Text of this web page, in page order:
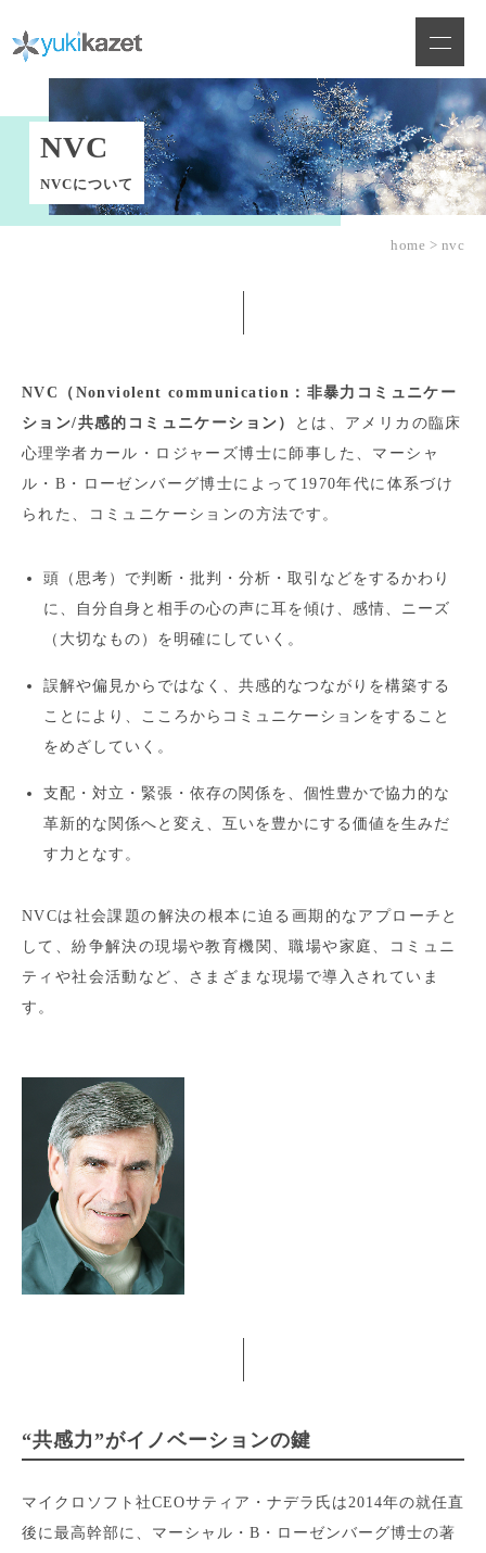
content
NVC
NVCについて
home > nvc
NVC（Nonviolent communication：非暴力コミュニケー
ション/共感的コミュニケーション）
とは、アメリカの臨床
心理学者カール・ロジャーズ博士に師事した、マーシャ
ル・B・ローゼンバーグ博士によって1970年代に体系づけ
られた、コミュニケーションの方法です。
頭（思考）で判断・批判・分析・取引などをするかわり
に、自分自身と相手の心の声に耳を傾け、感情、ニーズ
（大切なもの）を明確にしていく。
誤解や偏見からではなく、共感的なつながりを構築する
ことにより、こころからコミュニケーションをすること
をめざしていく。
支配・対立・緊張・依存の関係を、個性豊かで協力的な
革新的な関係へと変え、互いを豊かにする価値を生みだ
す力となす。
NVCは社会課題の解決の根本に迫る画期的なアプローチと
して、紛争解決の現場や教育機関、職場や家庭、コミュニ
ティや社会活動など、さまざまな現場で導入されていま
す。
“共感力”がイノベーションの鍵
マイクロソフト社CEOサティア・ナデラ氏は2014年の就任直
後に最高幹部に、マーシャル・B・ローゼンバーグ博士の著